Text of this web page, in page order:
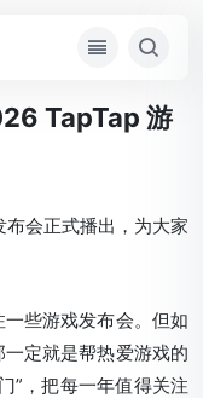
TapTap 游
会正式播出，为大家
些游戏发布会。但如
定就是帮热爱游戏的
”，把每一年值得关注